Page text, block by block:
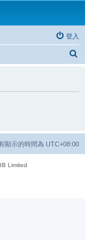
登入
顯示的時間為 UTC+08:00
Limited